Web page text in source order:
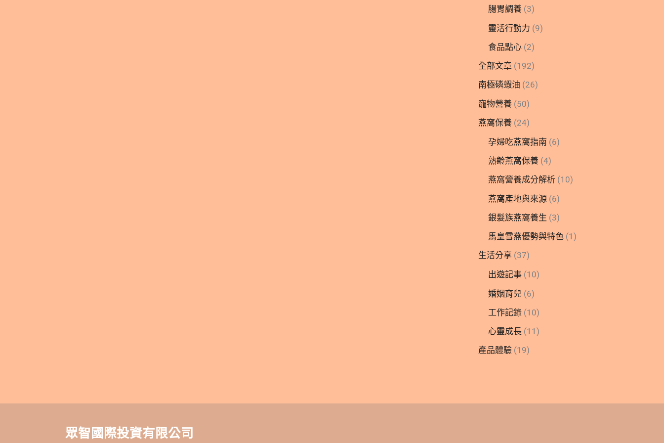
腸胃調養 (3)
靈活行動力 (9)
食品點心 (2)
全部文章 (192)
南極磷蝦油 (26)
寵物營養 (50)
燕窩保養 (24)
孕婦吃燕窩指南 (6)
熟齡燕窩保養 (4)
燕窩營養成分解析 (10)
燕窩產地與來源 (6)
銀髮族燕窩養生 (3)
馬皇雪燕優勢與特色 (1)
生活分享 (37)
出遊記事 (10)
婚姻育兒 (6)
工作記錄 (10)
心靈成長 (11)
產品體驗 (19)
眾智國際投資有限公司